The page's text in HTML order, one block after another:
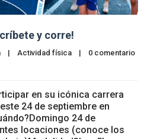
y corre!
| Actividad física |
0 comentario
en su icónica carrera
24 de septiembre en
24 de
locaciones (conoce los